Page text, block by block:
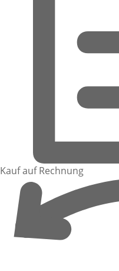
Kauf auf Rechnung